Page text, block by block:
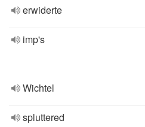
erwiderte
imp's
Wichtel
spluttered